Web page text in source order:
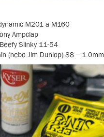
M201 a M160
Ampclap
Slinky 11-54
(nebo Jim Dunlop) 88 – 1.0mm